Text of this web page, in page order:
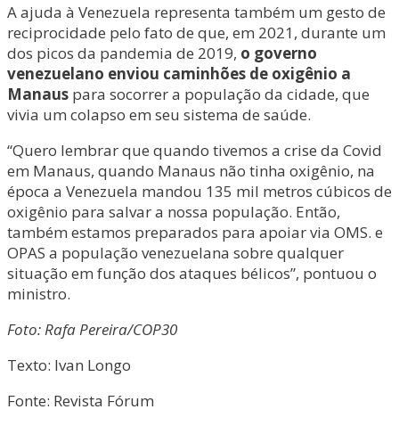
A ajuda à Venezuela representa também um gesto de
reciprocidade pelo fato de que, em 2021, durante um
dos picos da pandemia de 2019, o governo
venezuelano enviou caminhões de oxigênio a
Manaus para socorrer a população da cidade, que
vivia um colapso em seu sistema de saúde.
“Quero lembrar que quando tivemos a crise da Covid
em Manaus, quando Manaus não tinha oxigênio, na
época a Venezuela mandou 135 mil metros cúbicos de
oxigênio para salvar a nossa população. Então,
também estamos preparados para apoiar via OMS. e
OPAS a população venezuelana sobre qualquer
situação em função dos ataques bélicos”, pontuou o
ministro.
Foto: Rafa Pereira/COP30
Texto: Ivan Longo
Fonte: Revista Fórum